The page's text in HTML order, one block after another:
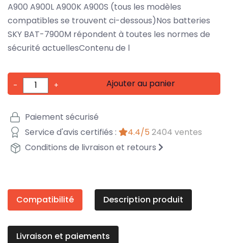
A900 A900L A900K A900S (tous les modèles
compatibles se trouvent ci-dessous)Nos batteries
SKY BAT-7900M répondent à toutes les normes de
sécurité actuellesContenu de l
- + Ajouter au panier
Paiement sécurisé
Service d'avis certifiés :
4.4/5 2404 ventes
Conditions de livraison et retours
Compatibilité Description produit
Livraison et paiements